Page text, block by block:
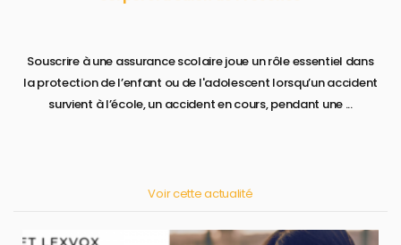
Souscrire à une assurance scolaire joue un rôle essentiel dans
la protection de l’enfant ou de l'adolescent lorsqu’un accident
survient à l’école, un accident en cours, pendant une ...
Voir cette actualité